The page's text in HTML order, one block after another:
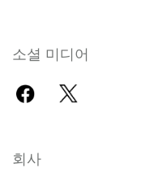
소셜 미디어
회사